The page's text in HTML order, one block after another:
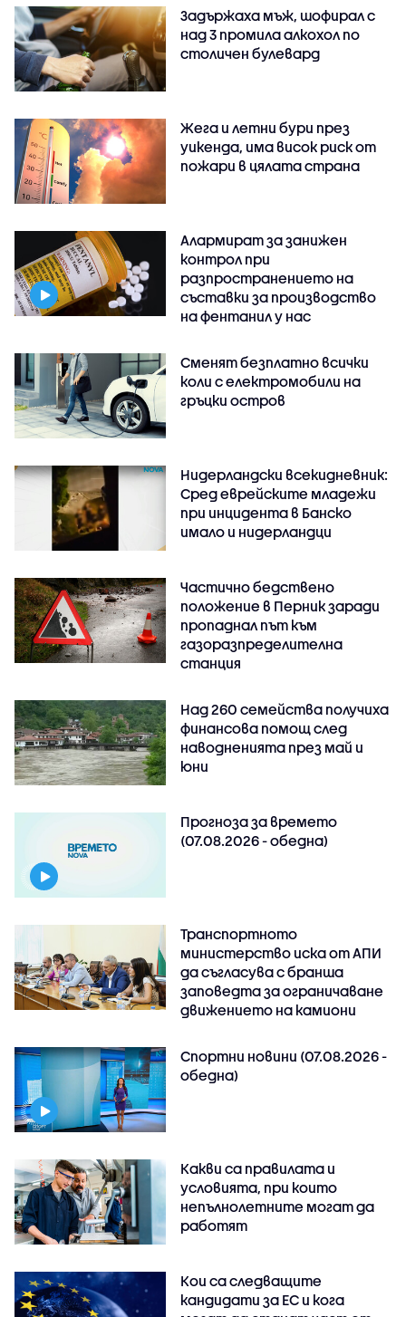
Задържаха мъж, шофирал с
над 3 промила алкохол по
столичен булевард
Жега и летни бури през
уикенда, има висок риск от
пожари в цялата страна
Алармират за занижен
контрол при
разпространението на
съставки за производство
на фентанил у нас
Сменят безплатно всички
коли с електромобили на
гръцки остров
Нидерландски всекидневник:
Сред еврейските младежи
при инцидента в Банско
имало и нидерландци
Частично бедствено
положение в Перник заради
пропаднал път към
газоразпределителна
станция
Над 260 семейства получиха
финансова помощ след
наводненията през май и
юни
Прогноза за времето
(07.08.2026 - обедна)
Транспортното
министерство иска от АПИ
да съгласува с бранша
заповедта за ограничаване
движението на камиони
Спортни новини (07.08.2026 -
обедна)
Какви са правилата и
условията, при които
непълнолетните могат да
работят
Кои са следващите
кандидати за ЕС и кога